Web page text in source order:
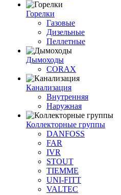
Горелки
Газовые
Дизельные
Пеллетные
Дымоходы
CORAX
Канализация
Внутренняя
Наружная
Коллекторные группы
DANFOSS
FAR
IVR
STOUT
TIEMME
UNI-FITT
VALTEC